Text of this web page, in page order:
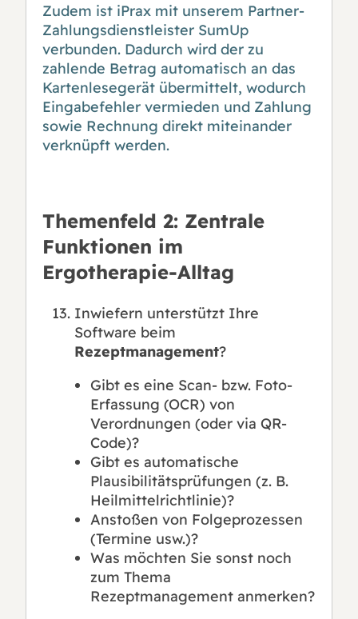
Zudem ist iPrax mit unserem Partner-
Zahlungsdienstleister SumUp
verbunden. Dadurch wird der zu
zahlende Betrag automatisch an das
Kartenlesegerät übermittelt, wodurch
Eingabefehler vermieden und Zahlung
sowie Rechnung direkt miteinander
verknüpft werden.
Themenfeld 2: Zentrale
Funktionen im
Ergotherapie-Alltag
Inwiefern unterstützt Ihre
Software beim
Rezeptmanagement?
Gibt es eine Scan- bzw. Foto-
Erfassung (OCR) von
Verordnungen (oder via QR-
Code)?
Gibt es automatische
Plausibilitätsprüfungen (z. B.
Heilmittelrichtlinie)?
Anstoßen von Folgeprozessen
(Termine usw.)?
Was möchten Sie sonst noch
zum Thema
Rezeptmanagement anmerken?